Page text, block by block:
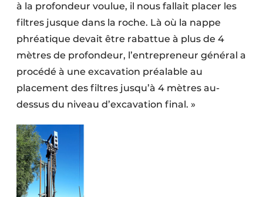
à la profondeur voulue, il nous fallait placer les
filtres jusque dans la roche. Là où la nappe
phréatique devait être rabattue à plus de 4
mètres de profondeur, l’entrepreneur général a
procédé à une excavation préalable au
placement des filtres jusqu’à 4 mètres au-
dessus du niveau d’excavation final. »